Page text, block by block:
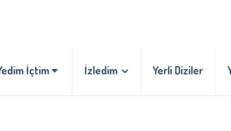
İçtim İzledim Yerli Diziler